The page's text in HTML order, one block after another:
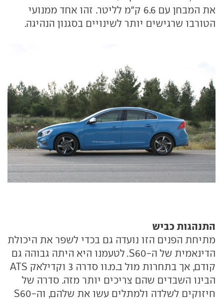
את המבחן עם 6.6 ק"מ לליטר. זהו אחד ממנועי
הטורבו שרגישים יותר לשינויים בסגנון הנהיגה.
התנהגות כביש
מתיחת הפנים הזו נועדה גם בכדי לשפר את היכולת
הדינאמית של ה-S60. לטעמנו היא היתה גבוהה גם
קודם, אך בתחרות מול ב.מ.וו סדרה 3 וקדילאק ATS
הבינו השבדים שהם צריכים יותר מזה. סדרה של
חיזוקים לשלדה ולמתלים עשו את שלהם, וה-S60